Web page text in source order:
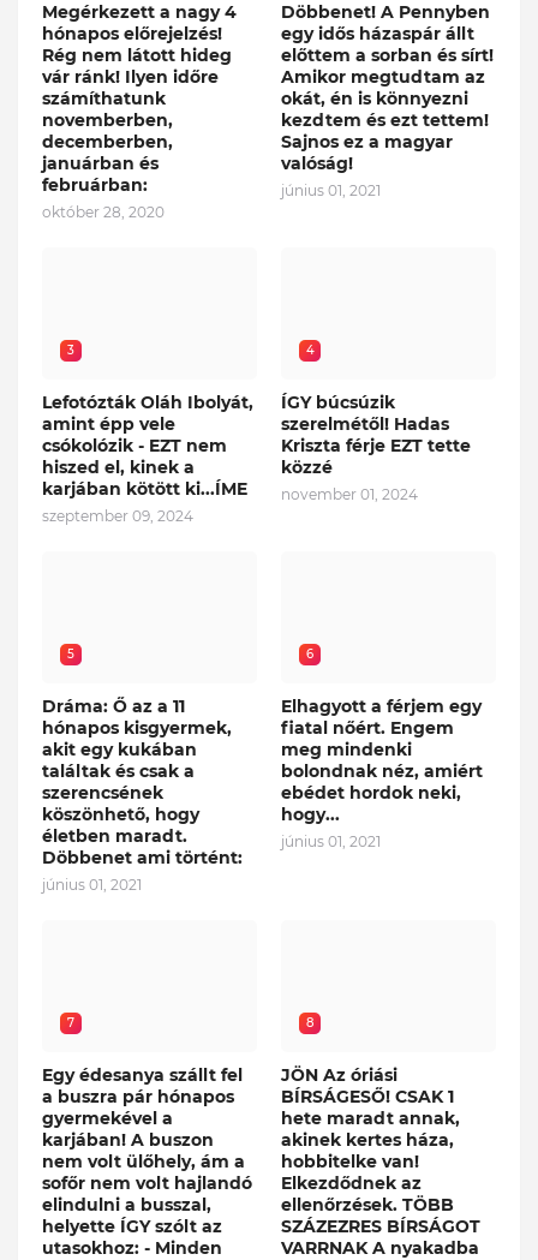
Megérkezett a nagy 4
hónapos előrejelzés!
Rég nem látott hideg
vár ránk! Ilyen időre
számíthatunk
novemberben,
decemberben,
januárban és
februárban:
október 28, 2020
Döbbenet! A Pennyben
egy idős házaspár állt
előttem a sorban és sírt!
Amikor megtudtam az
okát, én is könnyezni
kezdtem és ezt tettem!
Sajnos ez a magyar
valóság!
június 01, 2021
3
Lefotózták Oláh Ibolyát,
amint épp vele
csókolózik - EZT nem
hiszed el, kinek a
karjában kötött ki...ÍME
szeptember 09, 2024
4
ÍGY búcsúzik
szerelmétől! Hadas
Kriszta férje EZT tette
közzé
november 01, 2024
5
Dráma: Ő az a 11
hónapos kisgyermek,
akit egy kukában
találtak és csak a
szerencsének
köszönhető, hogy
életben maradt.
Döbbenet ami történt:
június 01, 2021
6
Elhagyott a férjem egy
fiatal nőért. Engem
meg mindenki
bolondnak néz, amiért
ebédet hordok neki,
hogy...
június 01, 2021
7
Egy édesanya szállt fel
a buszra pár hónapos
gyermekével a
karjában! A buszon
nem volt ülőhely, ám a
sofőr nem volt hajlandó
elindulni a busszal,
helyette ÍGY szólt az
utasokhoz: - Minden
8
JÖN Az óriási
BÍRSÁGESŐ! CSAK 1
hete maradt annak,
akinek kertes háza,
hobbitelke van!
Elkezdődnek az
ellenőrzések. TÖBB
SZÁZEZRES BÍRSÁGOT
VARRNAK A nyakadba